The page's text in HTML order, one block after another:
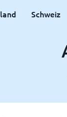
Schweiz